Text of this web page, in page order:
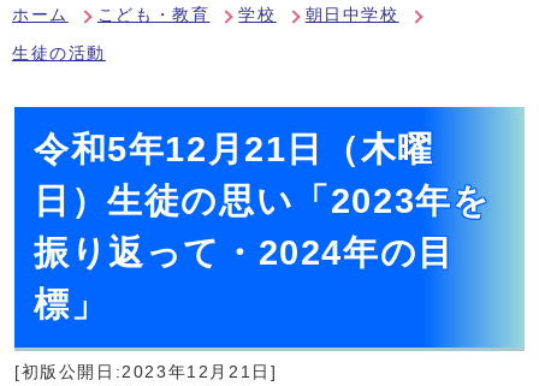
ホーム こども・教育 学校 朝日中学校
生徒の活動
令和5年12月21日（木曜
日）生徒の思い「2023年を
振り返って・2024年の目
標」
[初版公開日:2023年12月21日]